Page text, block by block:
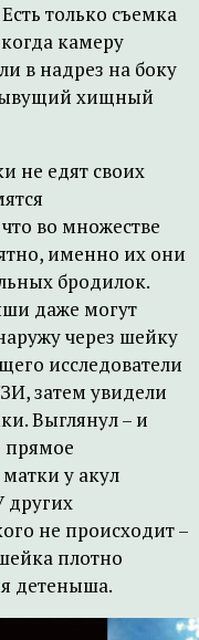
только съемка
камеру
в надрез на боку
хищный
не едят своих
во множестве
именно их они
бродилок.
даже могут
через шейку
исследователи
затем увидели
Выглянул – и
прямое
у акул
других
не происходит –
плотно
детеныша.